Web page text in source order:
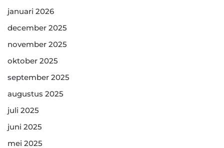
januari 2026
december 2025
november 2025
oktober 2025
september 2025
augustus 2025
juli 2025
juni 2025
mei 2025